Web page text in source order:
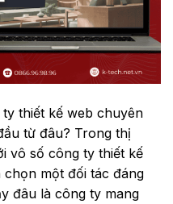
thiết kế web chuyên
từ đâu? Trong thị
vô số công ty thiết kế
một đối tác đáng
đâu là công ty mang